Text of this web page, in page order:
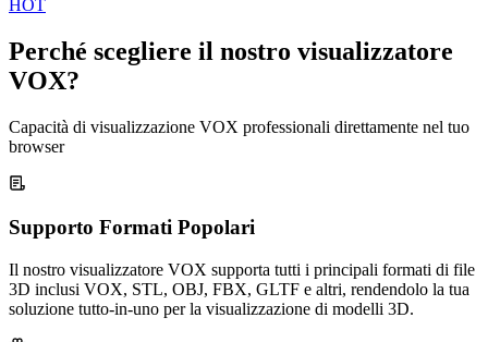
HOT
Perché scegliere il nostro visualizzatore
VOX?
Capacità di visualizzazione VOX professionali direttamente nel tuo
browser
Supporto Formati Popolari
Il nostro visualizzatore VOX supporta tutti i principali formati di file
3D inclusi VOX, STL, OBJ, FBX, GLTF e altri, rendendolo la tua
soluzione tutto-in-uno per la visualizzazione di modelli 3D.